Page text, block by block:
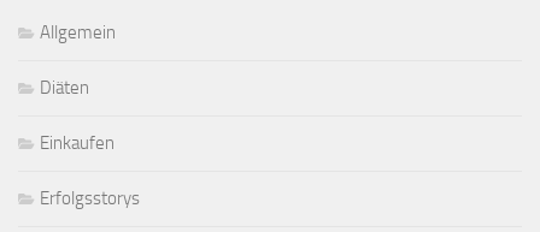
Allgemein
Diäten
Einkaufen
Erfolgsstorys